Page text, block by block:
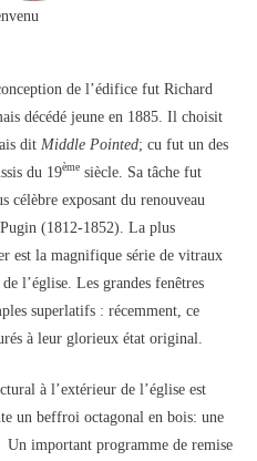
de l’édifice fut Richard
décédé jeune en 1885. Il choisit
dit Middle Pointed; cu fut un des
du 19ème siècle. Sa tâche fut
exposant du renouveau
(1812-1852). La plus
est la magnifique série de vitraux
l’église. Les grandes fenêtres
superlatifs : récemment, ce
à leur glorieux état original.
à l’extérieur de l’église est
un beffroi octagonal en bois: une
important programme de remise